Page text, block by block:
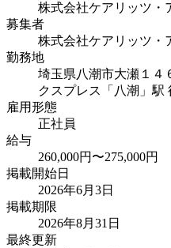
株式会社ケアリッツ・
募集者
株式会社ケアリッツ・
勤務地
埼玉県八潮市大瀬１４
クスプレス「八潮」駅
雇用形態
正社員
給与
260,000円〜275,000円
掲載開始日
2026年6月3日
掲載期限
2026年8月31日
最終更新